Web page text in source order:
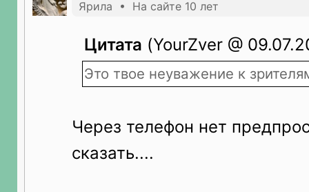
Ярила • На сайте 10 лет
Цитата (YourZver @
Это твое неуважение к
Через телефон нет
сказать....